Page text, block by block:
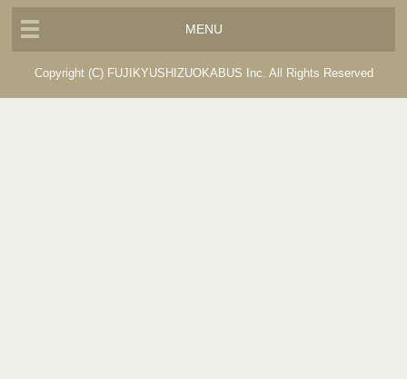
MENU
Copyright (C) FUJIKYUSHIZUOKABUS Inc. All Rights Reserved